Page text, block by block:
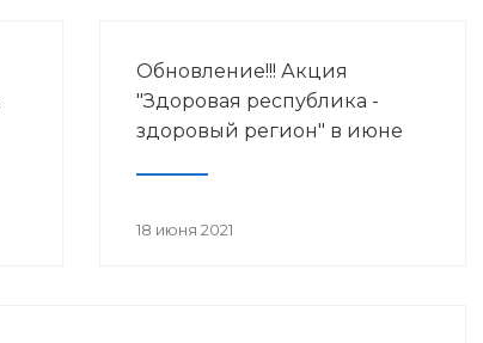
Обновление!!! Акция
"Здоровая республика -
здоровый регион" в июне
18 июня 2021